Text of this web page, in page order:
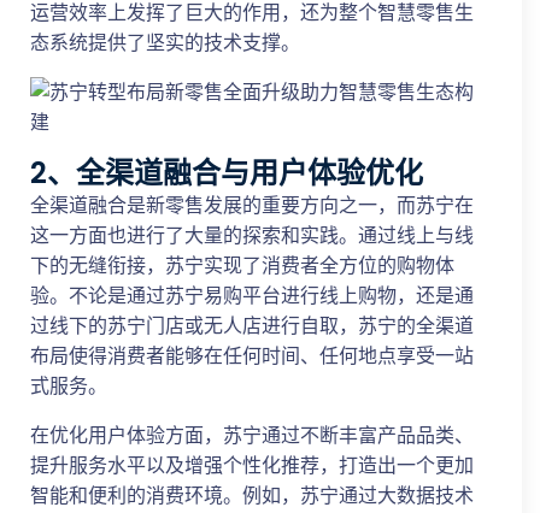
运营效率上发挥了巨大的作用，还为整个智慧零售生
态系统提供了坚实的技术支撑。
2、全渠道融合与用户体验优化
全渠道融合是新零售发展的重要方向之一，而苏宁在
这一方面也进行了大量的探索和实践。通过线上与线
下的无缝衔接，苏宁实现了消费者全方位的购物体
验。不论是通过苏宁易购平台进行线上购物，还是通
过线下的苏宁门店或无人店进行自取，苏宁的全渠道
布局使得消费者能够在任何时间、任何地点享受一站
式服务。
在优化用户体验方面，苏宁通过不断丰富产品品类、
提升服务水平以及增强个性化推荐，打造出一个更加
智能和便利的消费环境。例如，苏宁通过大数据技术